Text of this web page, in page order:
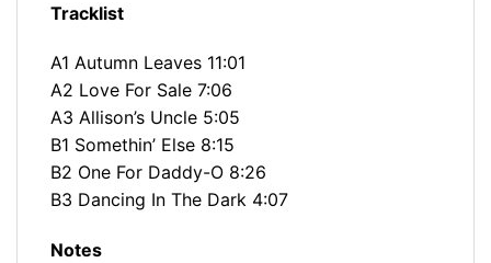
Tracklist
A1 Autumn Leaves 11:01
A2 Love For Sale 7:06
A3 Allison’s Uncle 5:05
B1 Somethin’ Else 8:15
B2 One For Daddy-O 8:26
B3 Dancing In The Dark 4:07
Notes